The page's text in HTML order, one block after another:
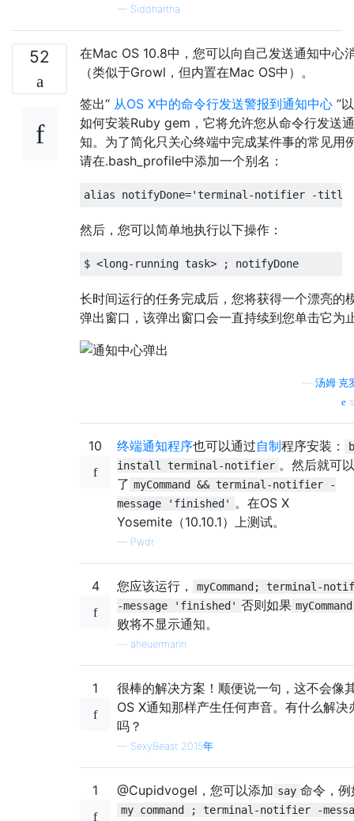
— Siddhartha
52
在Mac OS 10.8中，您可以向自己发送通知中心
（类似于Growl，但内置在Mac OS中）。
签出“ 从OS X中的命令行发送警报到通知中心 ”
如何安装Ruby gem，它将允许您从命令行发送通
知。为了简化只关心终端中完成某件事的常见用
请在.bash_profile中添加一个别名：
alias notifyDone='terminal-notifier -title
然后，您可以简单地执行以下操作：
$ <long- running task> ; notifyDone
长时间运行的任务完成后，您将获得一个漂亮的
弹出窗口，该弹出窗口会一直持续到您单击它为
汤姆·克
10 终端通知程序也可以通过自制程序安装：
install terminal-notifier 。然后就可
了 myCommand && terminal-notifier -
message 'finished' 。在OS X
Yosemite（10.10.1）上测试。
— Pwdr
4 您应该运行，
myCommand; terminal-
-message 'finished' 否则如果 myCommand
败将不显示通知。
aheuermann
1
很棒的解决方案！顺便说一句，这不会像
OS X通知那样产生任何声音。有什么解决
吗？
— SexyBeast 2015年
1 @Cupidvogel，您可以添加 say 命令，例
my command ; terminal-notifier -